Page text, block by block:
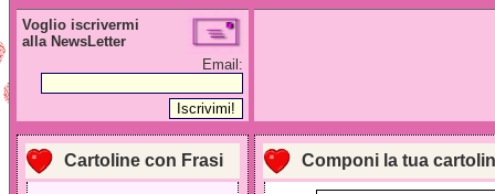
Voglio iscrivermi
alla NewsLetter
Email:
Cartoline con Frasi Componi la tua